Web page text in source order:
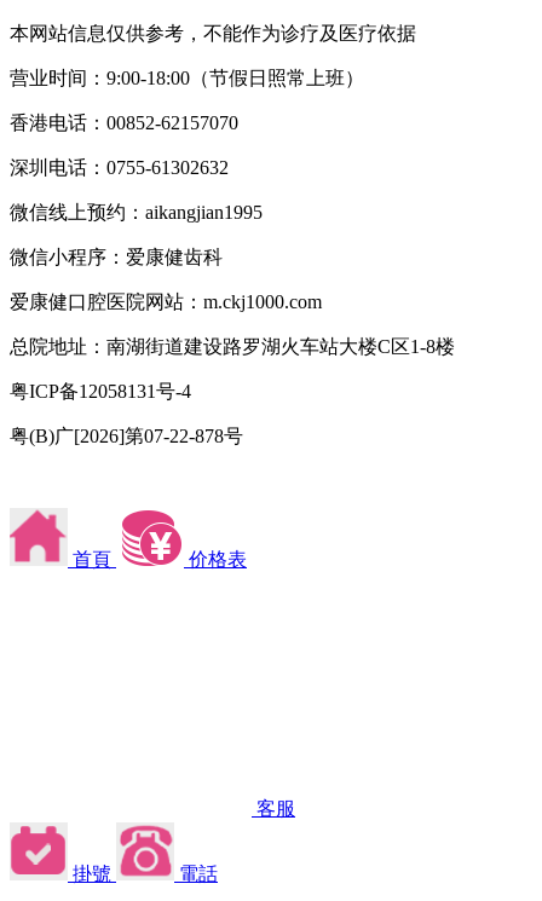
本网站信息仅供参考，不能作为诊疗及医疗依据
营业时间：9:00-18:00（节假日照常上班）
香港电话：00852-62157070
深圳电话：0755-61302632
微信线上预约：aikangjian1995
微信小程序：爱康健齿科
爱康健口腔医院网站：m.ckj1000.com
总院地址：南湖街道建设路罗湖火车站大楼C区1-8楼
粤ICP备12058131号-4
粤(B)广[2026]第07-22-878号
首頁 价格表
客服
掛號 電話